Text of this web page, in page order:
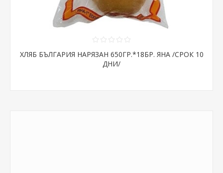
ХЛЯБ БЪЛГАРИЯ НАРЯЗАН 650ГР.*18БР. ЯНА /СРОК 10
ДНИ/